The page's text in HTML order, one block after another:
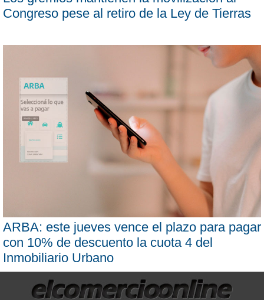
Congreso pese al retiro de la Ley de Tierras
ARBA: este jueves vence el plazo para pagar
con 10% de descuento la cuota 4 del
Inmobiliario Urbano